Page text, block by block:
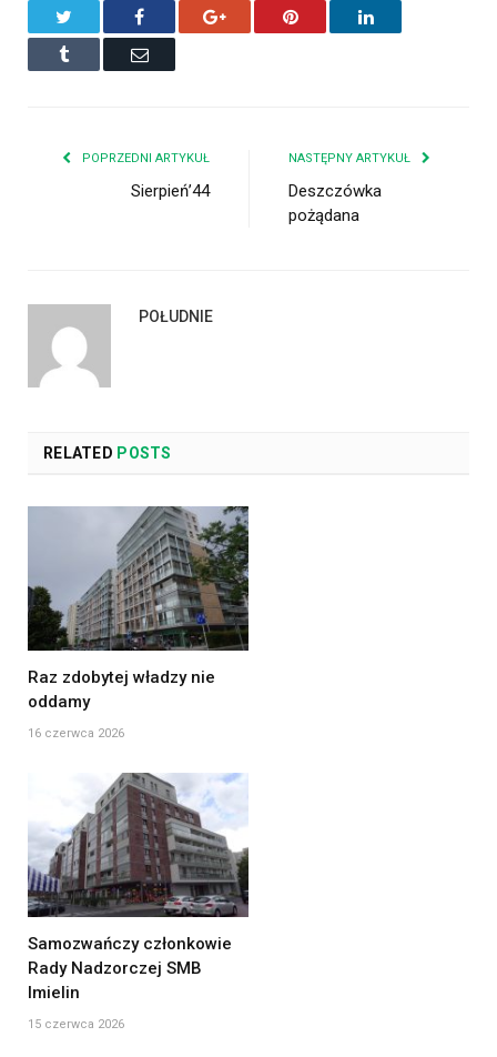
Facebook Google+ Pinterest LinkedIn
Tumblr Email
POPRZEDNI ARTYKUŁ
Sierpień’44
NASTĘPNY ARTYKUŁ
Deszczówka
pożądana
POŁUDNIE
RELATED POSTS
Raz zdobytej władzy nie
oddamy
16 czerwca 2026
Samozwańczy członkowie
Rady Nadzorczej SMB
Imielin
15 czerwca 2026